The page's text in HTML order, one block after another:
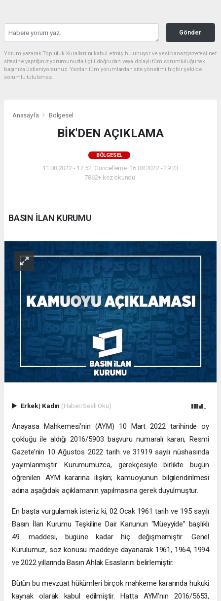
Gönder
Yorum yazarak Topluluk Kuralları’nı kabul etmiş bulunuyor ve yesilbanazgazetesi.net
sitesine yaptığınız yorumunuzla ilgili doğrudan veya dolaylı tüm sorumluluğu tek
başınıza üstleniyorsunuz. Yazılan tüm yorumlardan site yönetimi hiçbir şekilde
sorumlu tutulamaz.
Anasayfa Bölgesel
BİK'DEN AÇIKLAMA
BÖLGESEL
11.08.2022 - 17:52, Güncelleme: 16.08.2022 - 19:23
7862+ kez okundu.
BASIN İLAN KURUMU
Erkek| Kadın (Haberi Sesli Oku)
Anayasa Mahkemesi’nin (AYM) 10 Mart 2022 tarihinde oy
çokluğu ile aldığı 2016/5903 başvuru numaralı kararı, Resmi
Gazete’nin 10 Ağustos 2022 tarih ve 31919 sayılı nüshasında
yayımlanmıştır. Kurumumuzca, gerekçesiyle birlikte bugün
öğrenilen AYM kararına ilişkin; kamuoyunun bilgilendirilmesi
adına aşağıdaki açıklamanın yapılmasına gerek duyulmuştur.
En başta vurgulamak isteriz ki, 02 Ocak 1961 tarih ve 195 sayılı
Basın İlan Kurumu Teşkiline Dair Kanunun “Müeyyide” başlıklı
49. maddesi, bugüne kadar hiç değişmemiştir. Genel
Kurulumuz, söz konusu maddeye dayanarak 1961, 1964, 1994
ve 2022 yıllarında Basın Ahlak Esaslarını belirlemiştir.
Bütün bu mevzuat hükümleri birçok mahkeme kararında hukuki
kaynak olarak kabul edilmiştir. Hatta AYM’nin 2016/5653,